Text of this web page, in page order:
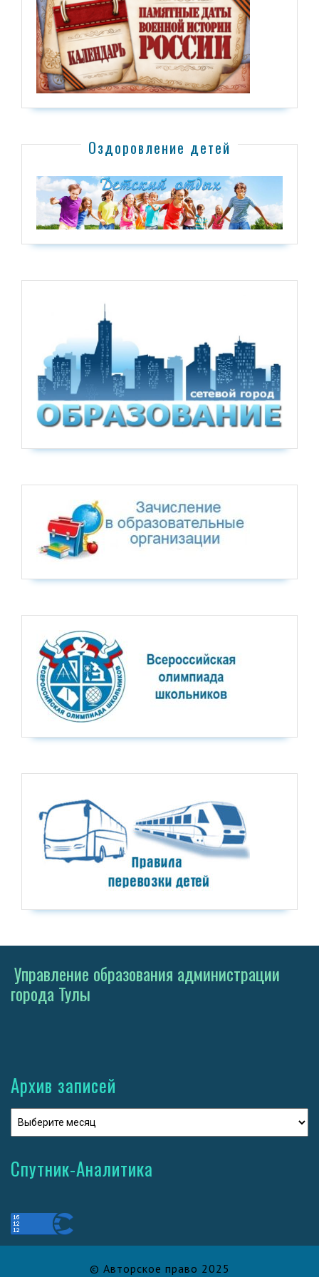
Оздоровление детей
Управление образования администрации
города Тулы
Архив записей
Спутник-Аналитика
© Авторское право 2025